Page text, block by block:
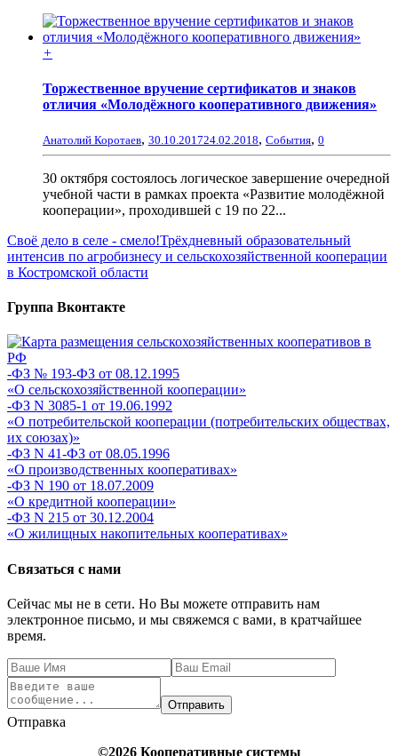
+
Торжественное вручение сертификатов и знаков
отличия «Молодёжного кооперативного движения»
Анатолий Коротаев, 30.10.201724.02.2018, События, 0
30 октября состоялось логическое завершение очередной
учебной части в рамках проекта «Развитие молодёжной
кооперации», проходившей с 19 по 22...
Своё дело в селе - смело!Трёхдневный образовательный
интенсив по агробизнесу и сельскохозяйственной кооперации
в Костромской области
Группа Вконтакте
-ФЗ № 193-ФЗ от 08.12.1995
«О сельскохозяйственной кооперации»
-ФЗ N 3085-1 от 19.06.1992
«О потребительской кооперации (потребительских обществах,
их союзах)»
-ФЗ N 41-ФЗ от 08.05.1996
«О производственных кооперативах»
-ФЗ N 190 от 18.07.2009
«О кредитной кооперации»
-ФЗ N 215 от 30.12.2004
«О жилищных накопительных кооперативах»
Связаться с нами
Сейчас мы не в сети. Но Вы можете отправить нам
электронное письмо, и мы свяжемся с вами, в кратчайшее
время.
Отправить
Отправка
©2026 Кооперативные системы